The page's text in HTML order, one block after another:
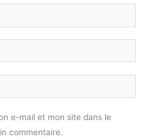
e-mail et mon site dans le
commentaire.